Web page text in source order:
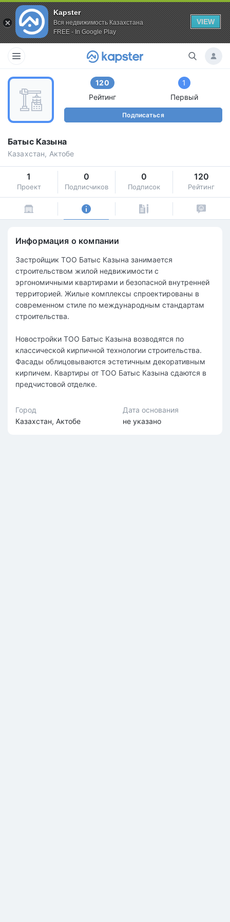
Kapster
Вся недвижимость Казахстана
FREE - In Google Play
VIEW
120
Рейтинг
1
Первый
Подписаться
Батыс Казына
Казахстан, Актобе
1
Проект
0
Подписчиков
0
Подписок
120
Рейтинг
Информация о компании
Застройщик ТОО Батыс Казына занимается
строительством жилой недвижимости с
эргономичными квартирами и безопасной внутренней
территорией. Жилые комплексы спроектированы в
современном стиле по международным стандартам
строительства.
Новостройки ТОО Батыс Казына возводятся по
классической кирпичной технологии строительства.
Фасады облицовываются эстетичным декоративным
кирпичем. Квартиры от ТОО Батыс Казына сдаются в
предчистовой отделке.
Город
Казахстан, Актобе
Дата основания
не указано